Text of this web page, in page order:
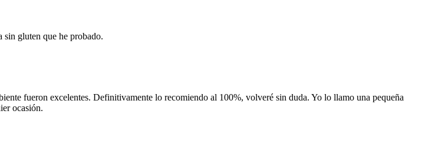
sin gluten que he probado.
fueron excelentes. Definitivamente lo recomiendo al 100%, volveré sin duda. Yo lo llamo una pequeña
ocasión.